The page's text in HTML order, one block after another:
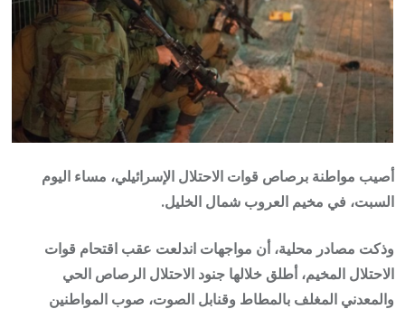
أصيب مواطنة برصاص قوات الاحتلال الإسرائيلي، مساء اليوم
السبت، في مخيم العروب شمال الخليل.
وذكت مصادر محلية، أن مواجهات اندلعت عقب اقتحام قوات
الاحتلال المخيم، أطلق خلالها جنود الاحتلال الرصاص الحي
والمعدني المغلف بالمطاط وقنابل الصوت، صوب المواطنين